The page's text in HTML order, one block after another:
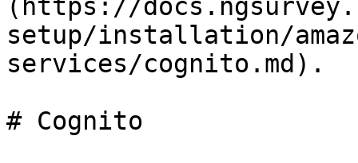
(https://
setup/installation/
services/cognito.md).
# Cognito